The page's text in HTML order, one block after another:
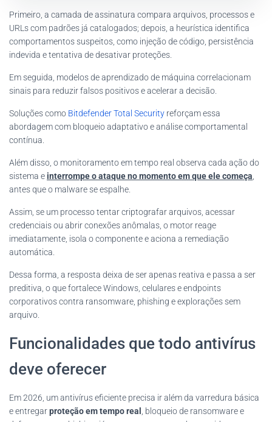
Primeiro, a camada de assinatura compara arquivos, processos e
URLs com padrões já catalogados; depois, a heurística identifica
comportamentos suspeitos, como injeção de código, persistência
indevida e tentativa de desativar proteções.
Em seguida, modelos de aprendizado de máquina correlacionam
sinais para reduzir falsos positivos e acelerar a decisão.
Soluções como Bitdefender Total Security reforçam essa
abordagem com bloqueio adaptativo e análise comportamental
contínua.
Além disso, o monitoramento em tempo real observa cada ação do
sistema einterrompe o ataque no momento em que ele começa
antes que o malware se espalhe.
Assim, se um processo tentar criptografar arquivos, acessar
credenciais ou abrir conexões anômalas, o motor reage
imediatamente, isola o componente e aciona a remediação
automática.
Dessa forma, a resposta deixa de ser apenas reativa e passa a ser
preditiva, o que fortalece Windows, celulares e endpoints
corporativos contra ransomware, phishing e explorações sem
arquivo.
Funcionalidades que todo antivírus
deve oferecer
Em 2026, um antivírus eficiente precisa ir além da varredura básica
e entregarproteção em tempo real
, bloqueio de ransomware e